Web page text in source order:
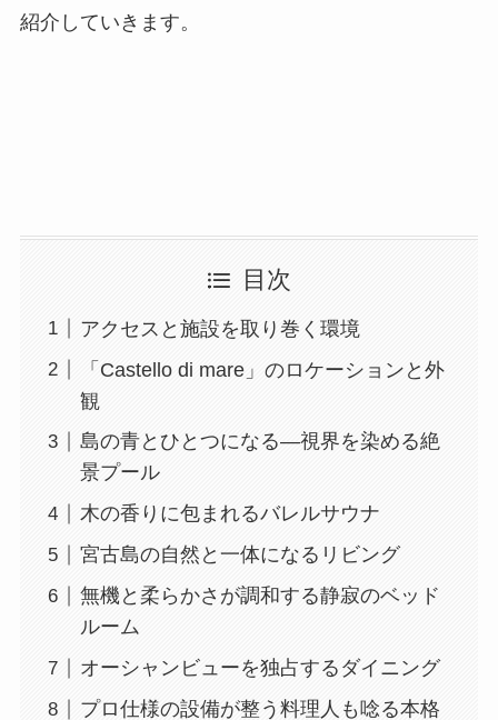
紹介していきます。
目次
アクセスと施設を取り巻く環境
「Castello di mare」のロケーションと外
観
島の青とひとつになる―視界を染める絶
景プール
木の香りに包まれるバレルサウナ
宮古島の自然と一体になるリビング
無機と柔らかさが調和する静寂のベッド
ルーム
オーシャンビューを独占するダイニング
プロ仕様の設備が整う料理人も唸る本格